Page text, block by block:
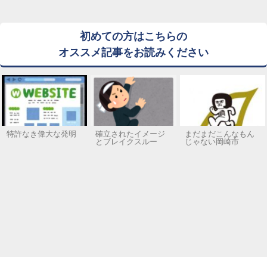
初めての方はこちらの
オススメ記事をお読みください
特許なき偉大な発明 確立されたイメージ
とブレイクスルー
まだまだこんなもん
じゃない岡崎市